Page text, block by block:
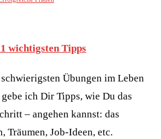
wichtigsten Tipps
Übungen im Leben
ich Dir Tipps, wie Du das
– angehen kannst: das
Träumen, Job-Ideen, etc.